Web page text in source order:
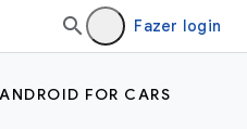
Fazer login
ANDROID FOR CARS